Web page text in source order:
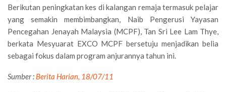
Berikutan peningkatan kes di kalangan remaja termasuk pelajar
yang semakin membimbangkan, Naib Pengerusi Yayasan
Pencegahan Jenayah Malaysia (MCPF), Tan Sri Lee Lam Thye,
berkata Mesyuarat EXCO MCPF bersetuju menjadikan belia
sebagai fokus dalam program anjurannya tahun ini.
Sumber : Berita Harian, 18/07/11